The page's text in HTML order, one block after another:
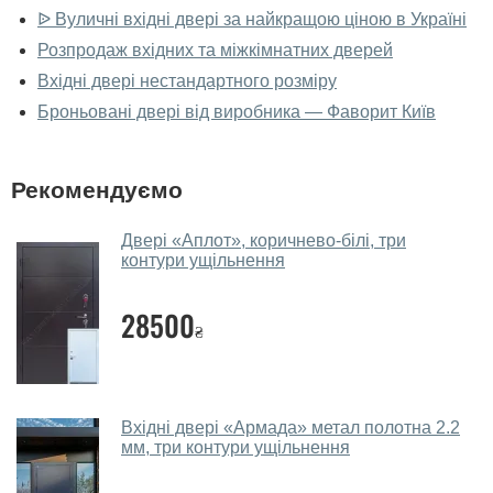
фірмовому салоні-магазині.
У вас великий магазин?
Так, у нас великий вибір міжкімнатних та вхідних
Так. Ми консультуємо покупцівпо телефону , через
месенджери, онлайн-чат або безпосередньо в нашому
салоні-магазині.
Які двері вхідні порадите?
Наші рекомендації залежать від необхідних
вхідних дверей проводиться індивідуально для
кожного відвідувача.
ᐉ Вуличні вхідні двері за найкращою ціною в Україні
Розпродаж вхідних та міжкімнатних дверей
Вхідні двері нестандартного розміру
Броньовані двері від виробника — Фаворит Київ
Рекомендуємо
Двері «Аплот», коричнево-білі, три
контури ущільнення
28500₴
Вхідні двері «Армада» метал полотна 2.2
мм, три контури ущільнення